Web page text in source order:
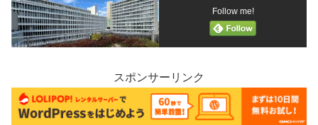
Follow me!
スポンサーリンク